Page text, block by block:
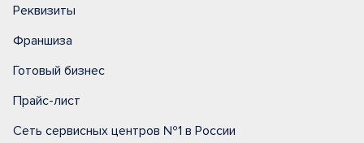
Реквизиты
Франшиза
Готовый бизнес
Прайс-лист
Сеть сервисных центров №1 в России